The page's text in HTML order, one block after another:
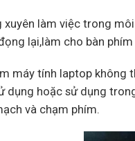
xuyên làm việc trong
lại,làm cho bàn
máy tính laptop không
dụng hoặc sử dụng
và chạm phím.